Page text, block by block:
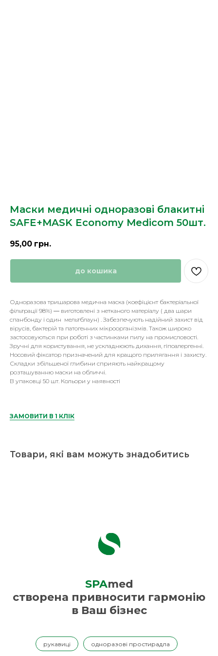
Маски медичні одноразові блакитні
SAFE+MASK Economy Medicom 50шт.
95,00 грн.
до кошика
Одноразова тришарова медична маска (коефіцієнт бактеріальної
фільтрації 98%) ― виготовлені з нетканого матеріалу ( два шари
спанбонду і один мельтблаун) . Забезпечують надійний захист від
вірусів, бактерій та патогенних мікроорганізмів. Також широко
застосовуються при роботі з частинками пилу на промисловості.
Зручні для користування, не ускладнюють дихання, гіпоалергенні.
Носовий фіксатор призначений для кращого прилягання і захисту.
Складки збільшеної глибини сприяють найкращому
розташуванню маски на обличчі.
В упаковці 50 шт. Кольори у наявності
ЗАМОВИТИ В 1 КЛІК
Товари, які вам можуть знадобитись
SPAmed
створена привносити гармонію
в Ваш бізнес
рукавиці одноразові простирадла